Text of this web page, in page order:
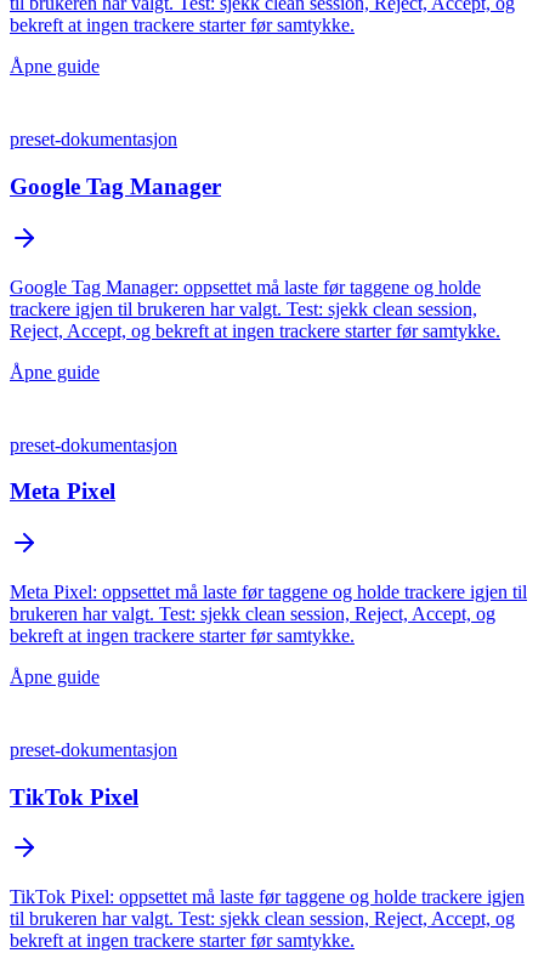
bekreft at ingen trackere starter før samtykke.
Åpne guide
preset-dokumentasjon
Google Tag Manager
Google Tag Manager: oppsettet må laste før taggene og holde
trackere igjen til brukeren har valgt. Test: sjekk clean session,
Reject, Accept, og bekreft at ingen trackere starter før samtykke.
Åpne guide
preset-dokumentasjon
Meta Pixel
Meta Pixel: oppsettet må laste før taggene og holde trackere igjen til
brukeren har valgt. Test: sjekk clean session, Reject, Accept, og
bekreft at ingen trackere starter før samtykke.
Åpne guide
preset-dokumentasjon
TikTok Pixel
TikTok Pixel: oppsettet må laste før taggene og holde trackere igjen
til brukeren har valgt. Test: sjekk clean session, Reject, Accept, og
bekreft at ingen trackere starter før samtykke.